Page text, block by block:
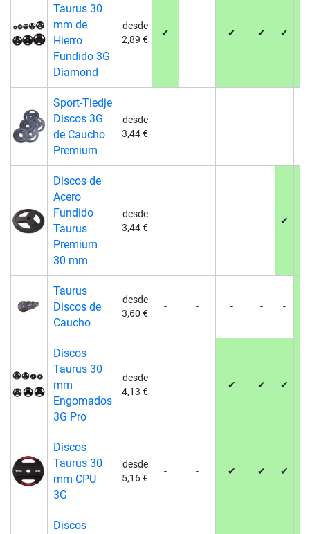
Taurus 30
mm de
Hierro
Fundido 3G
Diamond
desde
2,89 €
✔ - ✔ ✔ ✔
Sport-Tiedje
Discos 3G
de Caucho
Premium
desde
3,44 €
- - - - -
Discos de
Acero
Fundido
Taurus
Premium
30 mm
desde
3,44 €
- - - - ✔
Taurus
Discos de
Caucho
desde
3,60 €
- - - - -
Discos
Taurus 30
mm
Engomados
3G Pro
desde
4,13 €
- - ✔ ✔ ✔
Discos
Taurus 30
mm CPU
3G
desde
5,16 €
- - ✔ ✔ ✔
Discos